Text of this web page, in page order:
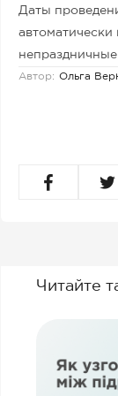
Даты
автоматически
Автор: Ольга
Читайте